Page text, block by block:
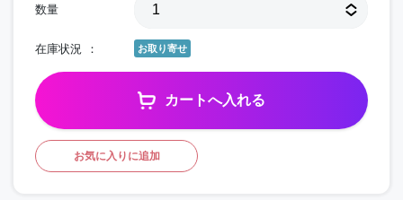
数量
在庫状況 お取り寄せ
カートへ入れる
お気に入りに追加